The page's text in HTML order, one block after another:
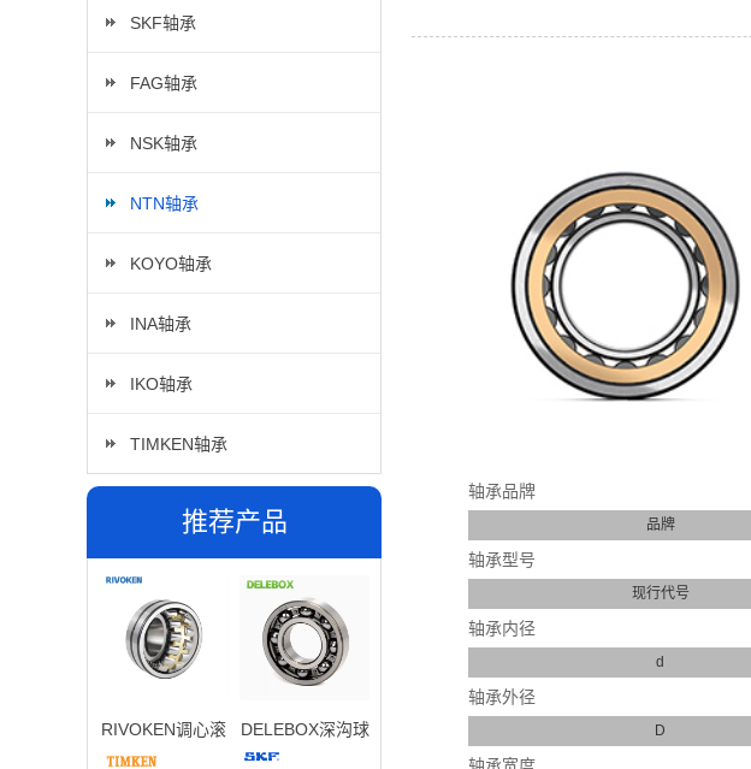
SKF轴承
FAG轴承
NSK轴承
NTN轴承
KOYO轴承
INA轴承
IKO轴承
TIMKEN轴承
推荐产品
RIVOKEN调心滚
DELEBOX深沟球
轴承品牌
品牌
轴承型号
现行代号
轴承内径
d
轴承外径
D